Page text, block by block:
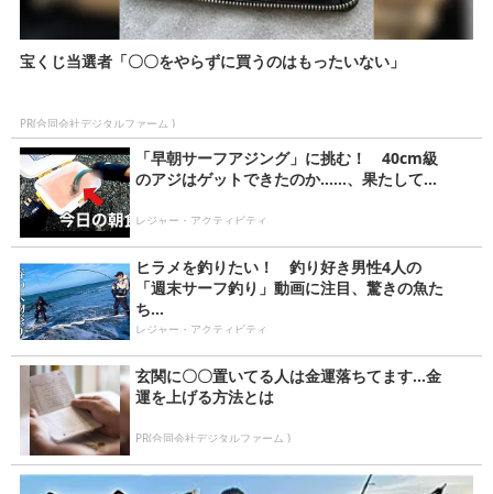
宝くじ当選者「〇〇をやらずに買うのはもったいない」
PR(合同会社デジタルファーム )
「早朝サーフアジング」に挑む！ 40cm級
のアジはゲットできたのか……、果たして...
レジャー・アクティビティ
ヒラメを釣りたい！ 釣り好き男性4人の
「週末サーフ釣り」動画に注目、驚きの魚た
ち...
レジャー・アクティビティ
玄関に〇〇置いてる人は金運落ちてます…金
運を上げる方法とは
PR(合同会社デジタルファーム )